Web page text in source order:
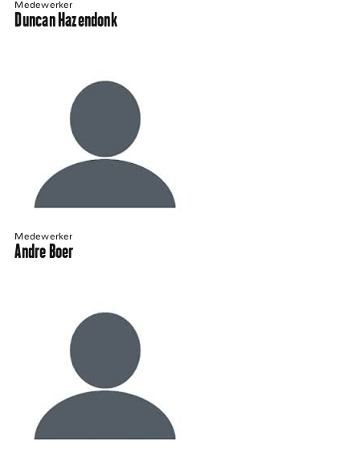
Medewerker
Duncan Hazendonk
Medewerker
Andre Boer